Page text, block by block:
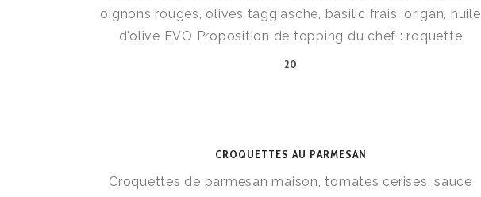
oignons rouges, olives taggiasche, basilic frais, origan, huile
d'olive EVO Proposition de topping du chef : roquette
20
CROQUETTES AU PARMESAN
Croquettes de parmesan maison, tomates cerises, sauce